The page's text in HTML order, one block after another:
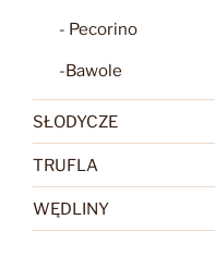
- Pecorino
-Bawole
SŁODYCZE
TRUFLA
WĘDLINY